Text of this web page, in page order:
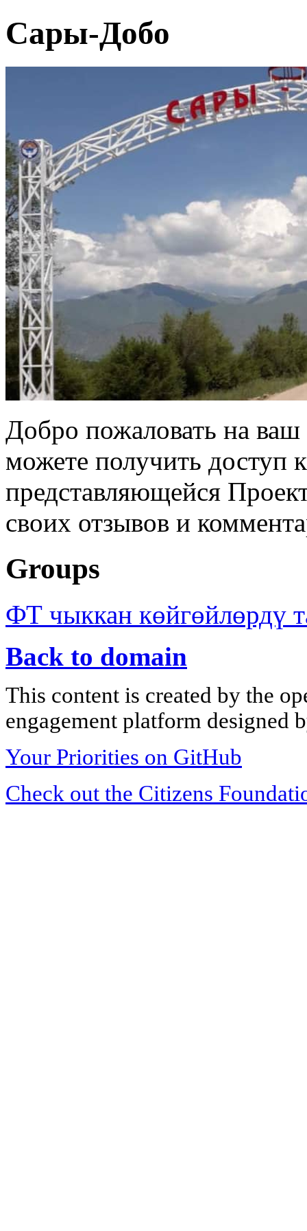
Сары-Добо
Добро пожаловать на
можете получить доступ
представляющейся
своих отзывов и
Groups
ФТ чыккан көйгөйлөрдү
Back to domain
This content is created by the
engagement platform designed
Your Priorities on GitHub
Check out the Citizens